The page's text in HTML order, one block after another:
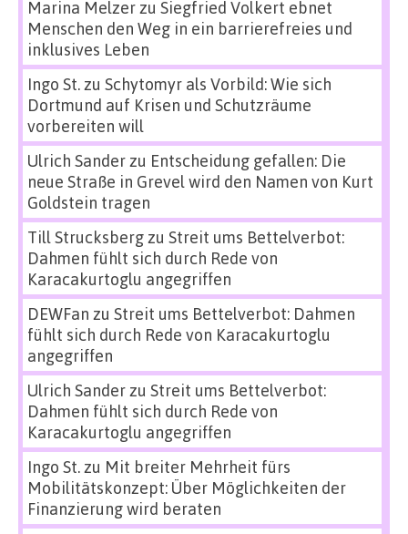
Marina Melzerzu Siegfried Volkert ebnet
Menschen den Weg in ein barrierefreies und
inklusives Leben
Ingo St.zu Schytomyr als Vorbild: Wie sich
Dortmund auf Krisen und Schutzräume
vorbereiten will
Ulrich Sanderzu Entscheidung gefallen: Die
neue Straße in Grevel wird den Namen von Kurt
Goldstein tragen
Till Strucksbergzu Streit ums Bettelverbot:
Dahmen fühlt sich durch Rede von
Karacakurtoglu angegriffen
DEWFan zu Streit ums Bettelverbot: Dahmen
fühlt sich durch Rede von Karacakurtoglu
angegriffen
Ulrich Sanderzu Streit ums Bettelverbot:
Dahmen fühlt sich durch Rede von
Karacakurtoglu angegriffen
Ingo St.zu Mit breiter Mehrheit fürs
Mobilitätskonzept: Über Möglichkeiten der
Finanzierung wird beraten